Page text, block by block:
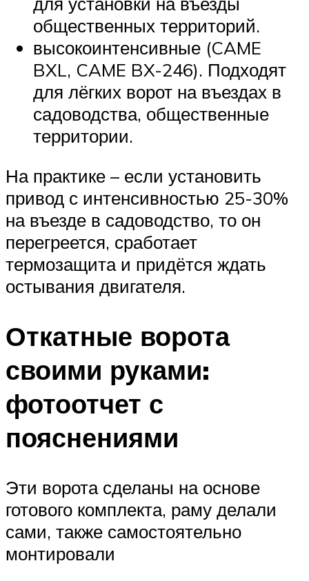
общественных территорий.
высокоинтенсивные (CAME
BXL, CAME BX-246). Подходят
для лёгких ворот на въездах в
садоводства, общественные
территории.
На практике – если установить
привод с интенсивностью 25-30%
на въезде в садоводство, то он
перегреется, сработает
термозащита и придётся ждать
остывания двигателя.
Откатные ворота
своими руками:
фотоотчет с
пояснениями
Эти ворота сделаны на основе
готового комплекта, раму делали
сами, также самостоятельно
монтировали